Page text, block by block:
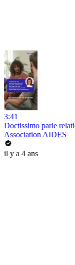
3:41
Doctissimo parle
Association AIDES
il y a 4 ans